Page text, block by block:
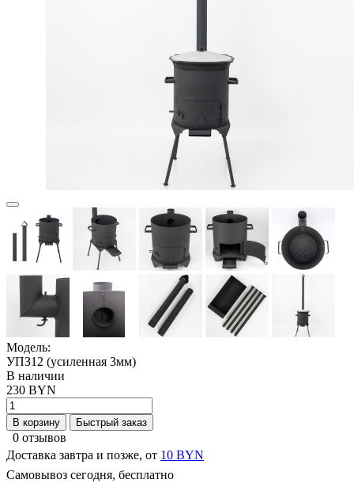
Модель:
УПЗ12 (усиленная 3мм)
В наличии
230 BYN
В корзину Быстрый заказ
0 отзывов
Доставка завтра и позже, от 10 BYN
Самовывоз сегодня, бесплатно